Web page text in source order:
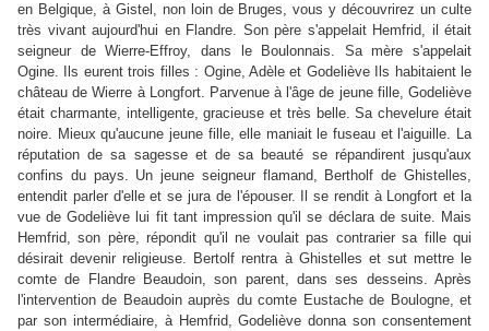
en Belgique, à Gistel, non loin de Bruges, vous y découvrirez un culte
très vivant aujourd'hui en Flandre. Son père s'appelait Hemfrid, il était
seigneur de Wierre-Effroy, dans le Boulonnais. Sa mère s'appelait
Ogine. Ils eurent trois filles : Ogine, Adèle et Godeliève Ils habitaient le
château de Wierre à Longfort. Parvenue à l'âge de jeune fille, Godeliève
était charmante, intelligente, gracieuse et très belle. Sa chevelure était
noire. Mieux qu'aucune jeune fille, elle maniait le fuseau et l'aiguille. La
réputation de sa sagesse et de sa beauté se répandirent jusqu'aux
confins du pays. Un jeune seigneur flamand, Bertholf de Ghistelles,
entendit parler d'elle et se jura de l'épouser. Il se rendit à Longfort et la
vue de Godeliève lui fit tant impression qu'il se déclara de suite. Mais
Hemfrid, son père, répondit qu'il ne voulait pas contrarier sa fille qui
désirait devenir religieuse. Bertolf rentra à Ghistelles et sut mettre le
comte de Flandre Beaudoin, son parent, dans ses desseins. Après
l'intervention de Beaudoin auprès du comte Eustache de Boulogne, et
par son intermédiaire, à Hemfrid, Godeliève donna son consentement